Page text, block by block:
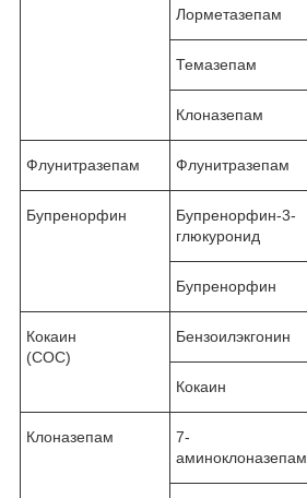
Лорметазепам
Темазепам
Клоназепам
Флунитразепам Флунитразепам
Бупренорфин
Бупренорфин-3-
глюкуронид
Бупренорфин
Кокаин
(COC)
Бензоилэкгонин
Кокаин
Клоназепам
7-
аминоклоназепам